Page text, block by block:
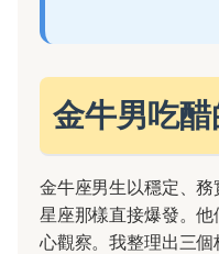
金牛男吃
金牛座男生以穩定、
星座那樣直接爆發。
心觀察。我整理出三